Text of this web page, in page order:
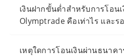
เงินฝากขั้นต่ำสำหรับการโอน
Olymptrade คือเท่าไร และร
เหตุใดการโอนเงินผ่านธนาค